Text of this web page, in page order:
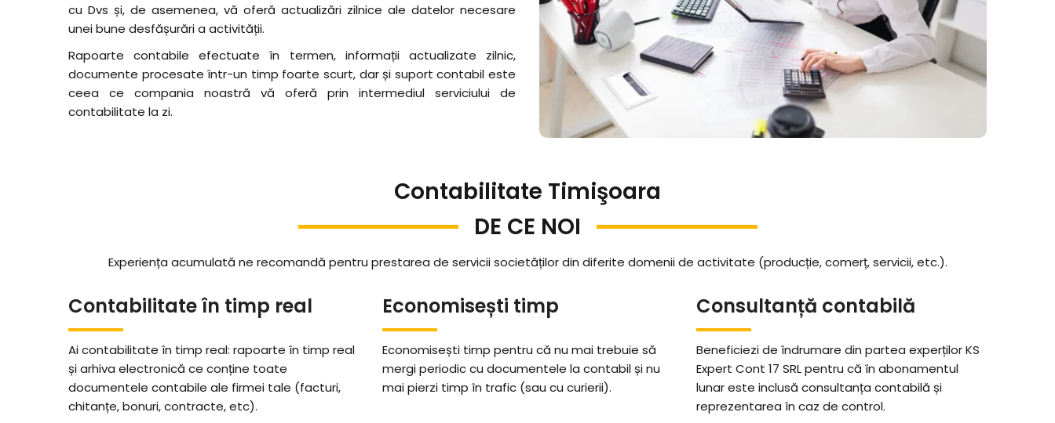
cu Dvs și, de asemenea, vă oferă actualizări zilnice ale datelor necesare
unei bune desfășurări a activității.
Rapoarte contabile efectuate în termen, informații actualizate zilnic,
documente procesate într-un timp foarte scurt, dar și suport contabil este
ceea ce compania noastră vă oferă prin intermediul serviciului de
contabilitate la zi.
Contabilitate Timişoara
DE CE NOI
Experiența acumulată ne recomandă pentru prestarea de servicii societăților din diferite domenii de activitate (producție, comerț, servicii, etc.).
Contabilitate în timp real
Ai contabilitate în timp real: rapoarte în timp real
și arhiva electronică ce conține toate
documentele contabile ale firmei tale (facturi,
chitanțe, bonuri, contracte, etc).
Economisești timp
Economisești timp pentru că nu mai trebuie să
mergi periodic cu documentele la contabil și nu
mai pierzi timp în trafic (sau cu curierii).
Consultanță contabilă
Beneficiezi de îndrumare din partea experților KS
Expert Cont 17 SRL pentru că în abonamentul
lunar este inclusă consultanța contabilă și
reprezentarea în caz de control.